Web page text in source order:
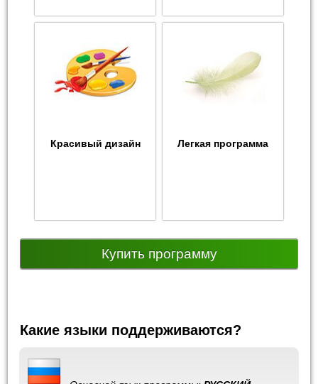
Красивый дизайн Легкая программа
Купить программу
Какие языки поддерживаются?